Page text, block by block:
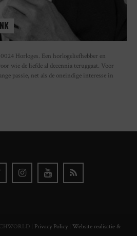
Horloges. Een horlogeliefhebber en
wie de liefde al decennia teruggaat. Voor
passie, net als de oneindige interesse in
| Privacy Policy
Website realisatie &